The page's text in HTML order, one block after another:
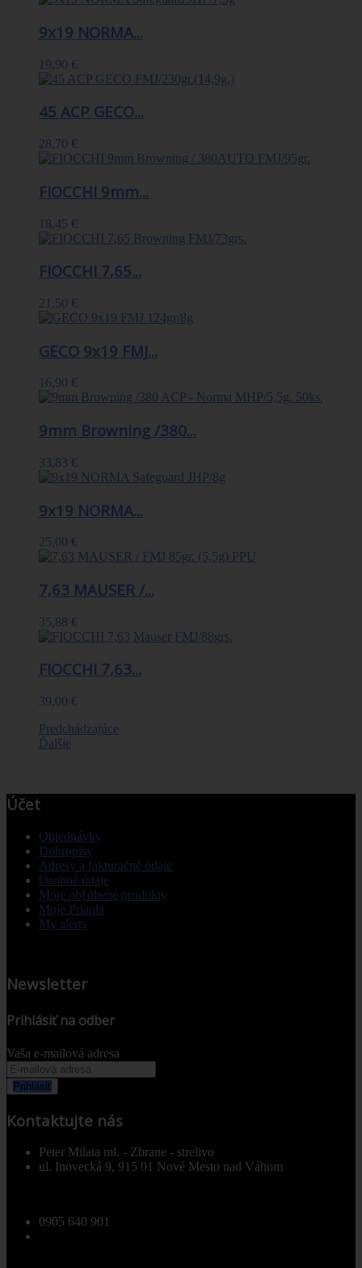
9x19 NORMA...
19,90 €
45 ACP GECO...
28,70 €
FIOCCHI 9mm...
18,45 €
FIOCCHI 7,65...
21,50 €
GECO 9x19 FMJ...
16,90 €
9mm Browning /380...
33,83 €
9x19 NORMA...
25,00 €
7,63 MAUSER /...
35,88 €
FIOCCHI 7,63...
39,00 €
Predchádzajúce
Ďalšie
Účet
Objednávky
Dobropisy
Adresy a fakturačné údaje
Osobné údaje
Moje obľúbené produkty
Moje Priania
My alerts
Newsletter
Prihlásiť na odber
Vaša e-mailová adresa
Prihlásiť
Kontaktujte nás
Peter Milata ml. - Zbrane - strelivo
ul. Inovecká 9, 915 01 Nové Mesto nad Váhom
0905 640 901